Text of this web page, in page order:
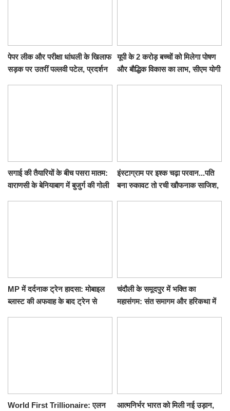
पेपर लीक और परीक्षा धांधली के खिलाफ
सड़क पर उतरीं पल्लवी पटेल, प्रदर्शन
यूपी के 2 करोड़ बच्चों को मिलेगा पोषण
और बौद्धिक विकास का लाभ, सीएम योगी
सगाई की तैयारियों के बीच पसरा मातम:
वाराणसी के बेनियाबाग में बुजुर्ग की गोली
इंस्टाग्राम पर इश्क चढ़ा परवान...पति
बना रुकावट तो रची खौफनाक साजिश,
MP में दर्दनाक ट्रेन हादसा: मोबाइल
ब्लास्ट की अफवाह के बाद ट्रेन से
चंदौली के समूदपुर में भक्ति का
महासंगम: संत समागम और हरिकथा में
World First Trillionaire: एलन
आत्मनिर्भर भारत को मिली नई उड़ान,